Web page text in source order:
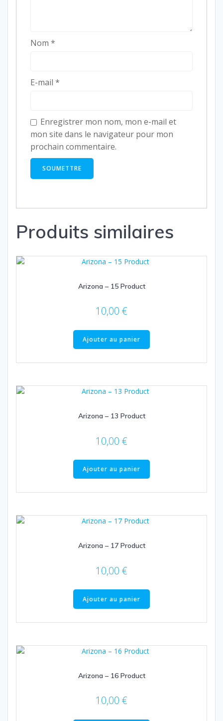
Nom *
E-mail *
Enregistrer mon nom, mon e-mail et
mon site dans le navigateur pour mon
prochain commentaire.
Produits similaires
Arizona – 15 Product
10,00 €
Ajouter au panier
Arizona – 13 Product
10,00 €
Ajouter au panier
Arizona – 17 Product
10,00 €
Ajouter au panier
Arizona – 16 Product
10,00 €